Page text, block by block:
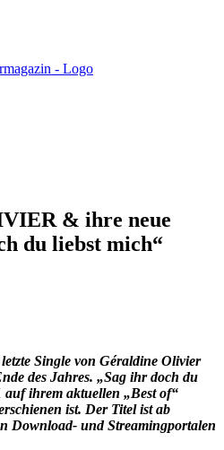
& ihre neue
du liebst mich“
Single von Géraldine Olivier
des Jahres. „Sag ihr doch du
auf ihrem aktuellen „Best of“
ist. Der Titel ist ab
Download- und Streamingportalen